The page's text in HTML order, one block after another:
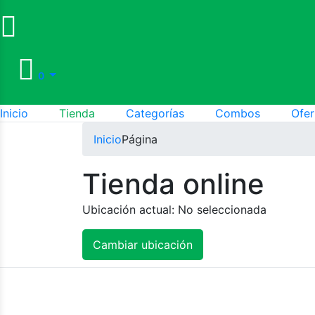
0
Inicio Tienda Categorías Combos
InicioPágina
Tienda online
Ubicación actual: No seleccionada
Cambiar ubicación